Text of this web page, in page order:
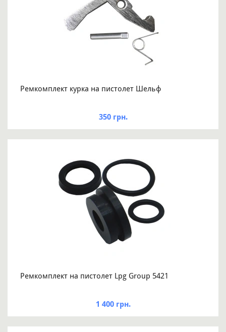
Ремкомплект курка на пистолет Шельф
350 грн.
Ремкомплект на пистолет Lpg Group 5421
1 400 грн.